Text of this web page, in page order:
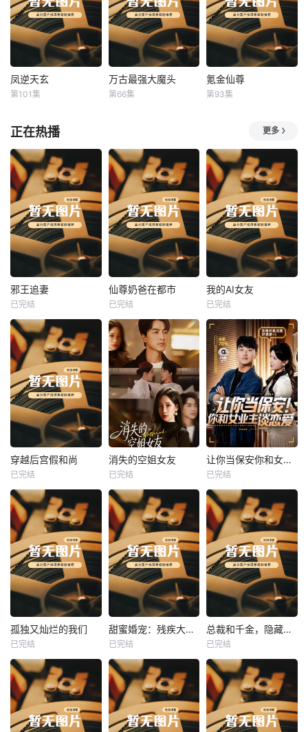
凤逆天玄
凤逆天玄
第101集
万古最强大魔头
万古最强大魔头
第66集
氪金仙尊
氪金仙尊
第93集
正在热播 更多
热播
邪王追妻
未知
邪王追妻
已完结
热播
未知
仙尊奶爸在都市
已完结
热播
我的AI女友
未知
我的AI女友
已完结
热播
未知
穿越后宫假和尚
已完结
热播
未知
消失的空姐女友
已完结
热播
未知
让你当保安你和女业主谈恋爱
已完结
热播
未知
孤独又灿烂的我们
已完结
热播
未知
甜蜜婚宠：残疾大佬夜夜撩
已完结
热播
未知
总裁和千金，隐藏身份闪婚了
已完结